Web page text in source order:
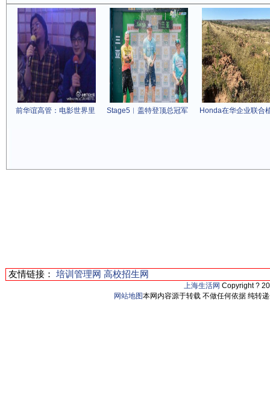
前华谊高管：电影世界里 Stage5︱盖特登顶总冠军 Honda在华企业联合
友情链接： 培训管理网 高校招生网
上海生活网 Copyright ?
网站地图本网内容源于转载 不做任何依据 纯转